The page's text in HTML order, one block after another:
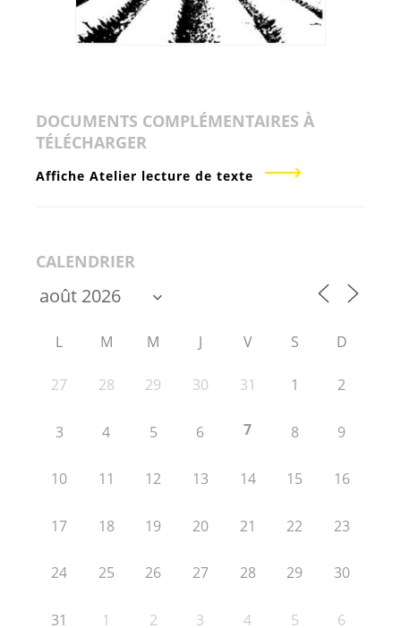
DOCUMENTS COMPLÉMENTAIRES À
TÉLÉCHARGER
Affiche Atelier lecture de texte
CALENDRIER
L M M J V S D
27 28 29 30 31 1 2
3 4 5 6 7 8 9
10 11 12 13 14 15 16
17 18 19 20 21 22 23
24 25 26 27 28 29 30
31 1 2 3 4 5 6